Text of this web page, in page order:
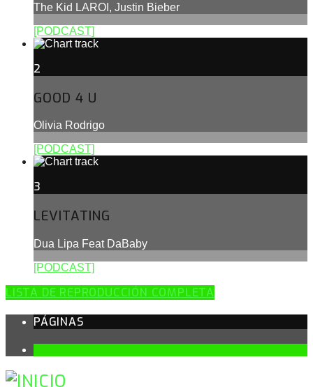
The Kid LAROI, Justin Bieber
[PODCAST]
2
GOOD 4 U
Olivia Rodrigo
[PODCAST]
3
LEVITATING
Dua Lipa Feat DaBaby
[PODCAST]
LISTA DE REPRODUCCIÓN COMPLETA
PÁGINAS